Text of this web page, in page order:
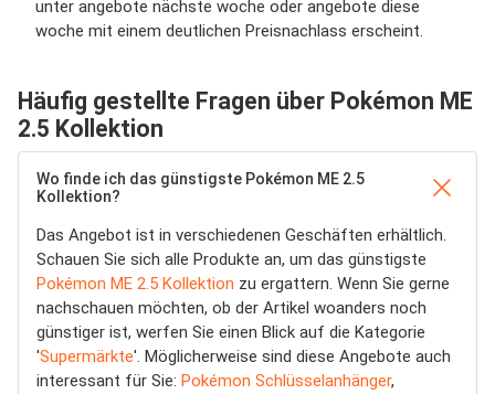
unter angebote nächste woche oder angebote diese
woche mit einem deutlichen Preisnachlass erscheint.
Häufig gestellte Fragen über Pokémon ME
2.5 Kollektion
Wo finde ich das günstigste Pokémon ME 2.5
Kollektion?
Das Angebot ist in verschiedenen Geschäften erhältlich.
Schauen Sie sich alle Produkte an, um das günstigste
Pokémon ME 2.5 Kollektion zu ergattern. Wenn Sie gerne
nachschauen möchten, ob der Artikel woanders noch
günstiger ist, werfen Sie einen Blick auf die Kategorie
'Supermärkte'. Möglicherweise sind diese Angebote auch
interessant für Sie: Pokémon Schlüsselanhänger,